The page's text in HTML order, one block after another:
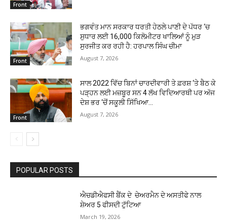
Front
Front
ਭਗਵੰਤ ਮਾਨ ਸਰਕਾਰ ਧਰਤੀ ਹੇਠਲੇ ਪਾਣੀ ਦੇ ਪੱਧਰ ‘ਚ
ਸੁਧਾਰ ਲਈ 16,000 ਕਿਲੋਮੀਟਰ ਖਾਲਿਆਂ ਨੂੰ ਮੁੜ
ਸੁਰਜੀਤ ਕਰ ਰਹੀ ਹੈ: ਹਰਪਾਲ ਸਿੰਘ ਚੀਮਾ
August 7, 2026
Front
ਸਾਲ 2022 ਵਿੱਚ ਬਿਨਾਂ ਚਾਰਦੀਵਾਰੀ ਤੇ ਫ਼ਰਸ਼ ‘ਤੇ ਬੈਠ ਕੇ
ਪੜ੍ਹਨ ਲਈ ਮਜ਼ਬੂਰ ਸਨ 4 ਲੱਖ ਵਿਦਿਆਰਥੀ ਪਰ ਅੱਜ
ਦੇਸ਼ ਭਰ ‘ਚੋਂ ਸਕੂਲੀ ਸਿੱਖਿਆ...
August 7, 2026
POPULAR POSTS
ਐਚਡੀਐਫਸੀ ਬੈਂਕ ਦੇ ਚੇਅਰਮੈਨ ਦੇ ਅਸਤੀਫੇ ਨਾਲ
ਸ਼ੇਅਰ 5 ਫੀਸਦੀ ਟੁੱਟਿਆ
March 19, 2026